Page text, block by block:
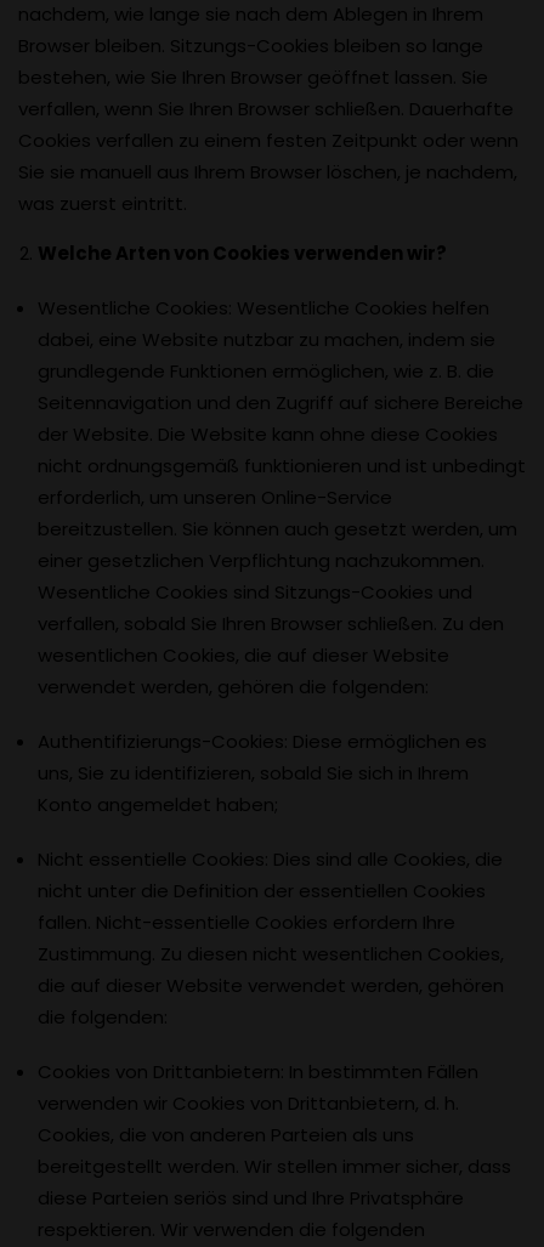
nachdem, wie lange sie nach dem Ablegen in Ihrem
Browser bleiben. Sitzungs-Cookies bleiben so lange
bestehen, wie Sie Ihren Browser geöffnet lassen. Sie
verfallen, wenn Sie Ihren Browser schließen. Dauerhafte
Cookies verfallen zu einem festen Zeitpunkt oder wenn
Sie sie manuell aus Ihrem Browser löschen, je nachdem,
was zuerst eintritt.
Welche Arten von Cookies verwenden wir?
Wesentliche Cookies: Wesentliche Cookies helfen
dabei, eine Website nutzbar zu machen, indem sie
grundlegende Funktionen ermöglichen, wie z. B. die
Seitennavigation und den Zugriff auf sichere Bereiche
der Website. Die Website kann ohne diese Cookies
nicht ordnungsgemäß funktionieren und ist unbedingt
erforderlich, um unseren Online-Service
bereitzustellen. Sie können auch gesetzt werden, um
einer gesetzlichen Verpflichtung nachzukommen.
Wesentliche Cookies sind Sitzungs-Cookies und
verfallen, sobald Sie Ihren Browser schließen. Zu den
wesentlichen Cookies, die auf dieser Website
verwendet werden, gehören die folgenden:
Authentifizierungs-Cookies: Diese ermöglichen es
uns, Sie zu identifizieren, sobald Sie sich in Ihrem
Konto angemeldet haben;
Nicht essentielle Cookies: Dies sind alle Cookies, die
nicht unter die Definition der essentiellen Cookies
fallen. Nicht-essentielle Cookies erfordern Ihre
Zustimmung. Zu diesen nicht wesentlichen Cookies,
die auf dieser Website verwendet werden, gehören
die folgenden:
Cookies von Drittanbietern: In bestimmten Fällen
verwenden wir Cookies von Drittanbietern, d. h.
Cookies, die von anderen Parteien als uns
bereitgestellt werden. Wir stellen immer sicher, dass
diese Parteien seriös sind und Ihre Privatsphäre
respektieren. Wir verwenden die folgenden